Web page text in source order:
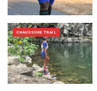
CHAUSSURE TRAIL